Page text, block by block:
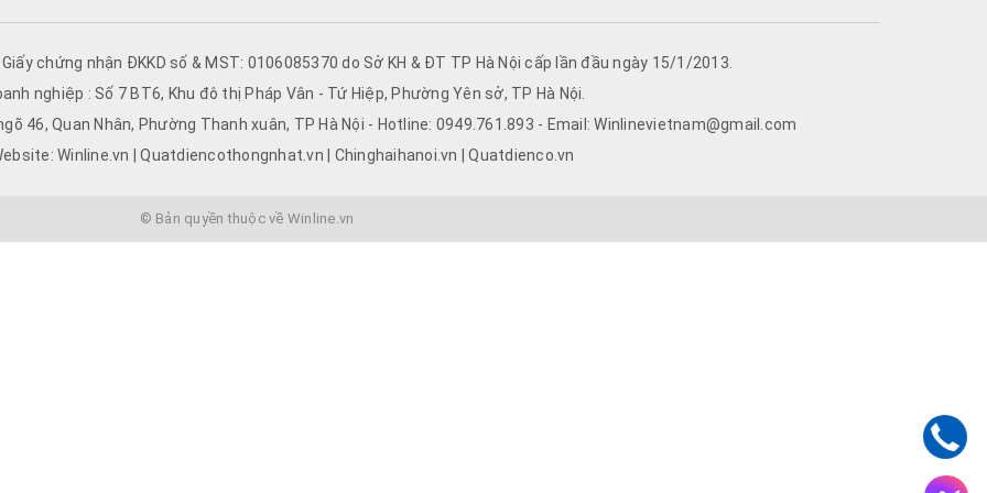
từng phòng
quá lớn sẽ gây lãng phí điện và tiếng ồn. Bạn có thể áp dụng công thức sau:
chia Tần suất thay đổi không khí (n)
chứng nhận ĐKKD số & MST: 0106085370 do Sở KH & ĐT TP Hà Nội cấp lần đầu ngày 15/1/2013.
nghiệp : Số 7 BT6, Khu đô thị Pháp Vân - Tứ Hiệp, Phường Yên sở, TP Hà Nội.
46, Quan Nhân, Phường Thanh xuân, TP Hà Nội - Hotline: 0949.761.893 - Email: Winlinevietnam@gmail.com
Winline.vn | Quatdiencothongnhat.vn | Chinghaihanoi.vn | Quatdienco.vn
© Bản quyền thuộc về Winline.vn